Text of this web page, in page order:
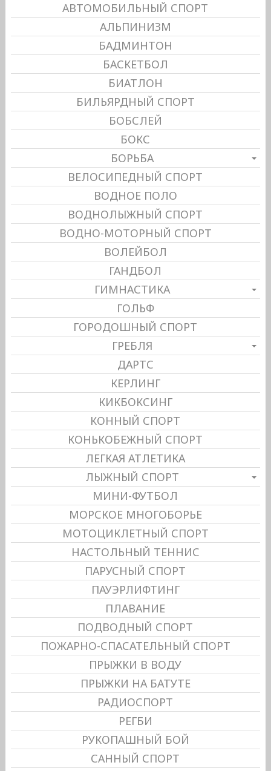
АВТОМОБИЛЬНЫЙ СПОРТ
АЛЬПИНИЗМ
БАДМИНТОН
БАСКЕТБОЛ
БИАТЛОН
БИЛЬЯРДНЫЙ СПОРТ
БОБСЛЕЙ
БОКС
БОРЬБА
ВЕЛОСИПЕДНЫЙ СПОРТ
ВОДНОЕ ПОЛО
ВОДНОЛЫЖНЫЙ СПОРТ
ВОДНО-МОТОРНЫЙ СПОРТ
ВОЛЕЙБОЛ
ГАНДБОЛ
ГИМНАСТИКА
ГОЛЬФ
ГОРОДОШНЫЙ СПОРТ
ГРЕБЛЯ
ДАРТС
КЕРЛИНГ
КИКБОКСИНГ
КОННЫЙ СПОРТ
КОНЬКОБЕЖНЫЙ СПОРТ
ЛЕГКАЯ АТЛЕТИКА
ЛЫЖНЫЙ СПОРТ
МИНИ-ФУТБОЛ
МОРСКОЕ МНОГОБОРЬЕ
МОТОЦИКЛЕТНЫЙ СПОРТ
НАСТОЛЬНЫЙ ТЕННИС
ПАРУСНЫЙ СПОРТ
ПАУЭРЛИФТИНГ
ПЛАВАНИЕ
ПОДВОДНЫЙ СПОРТ
ПОЖАРНО-СПАСАТЕЛЬНЫЙ СПОРТ
ПРЫЖКИ В ВОДУ
ПРЫЖКИ НА БАТУТЕ
РАДИОСПОРТ
РЕГБИ
РУКОПАШНЫЙ БОЙ
САННЫЙ СПОРТ